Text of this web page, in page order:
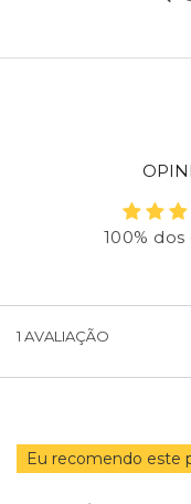
100%
1 AVALIAÇÃO
Eu recomendo este